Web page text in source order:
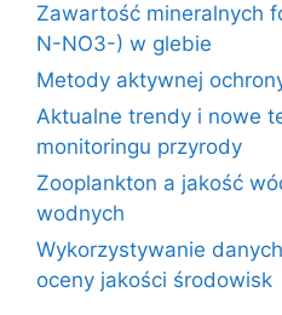
Zawartość mineralnych
N-NO3-) w glebie
Metody aktywnej
Aktualne trendy i nowe
monitoringu przyrody
Zooplankton a jakość
wodnych
Wykorzystywanie
oceny jakości środowisk